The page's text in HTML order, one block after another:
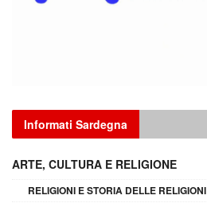
Informati Sardegna
ARTE, CULTURA E RELIGIONE
RELIGIONI E STORIA DELLE RELIGIONI